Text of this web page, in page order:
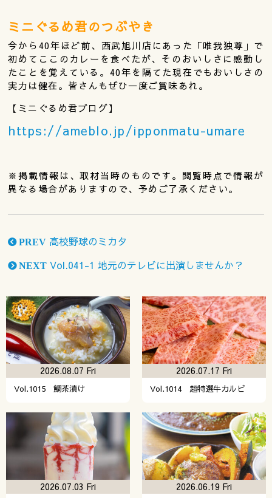
ミニぐるめ君のつぶやき
今から40年ほど前、西武旭川店にあった「唯我独尊」で
初めてここのカレーを食べたが、そのおいしさに感動し
たことを覚えている。40年を隔てた現在でもおいしさの
実力は健在。皆さんもぜひ一度ご賞味あれ。
【ミニぐるめ君ブログ】
https://ameblo.jp/ipponmatu-umare
※掲載情報は、取材当時のものです。閲覧時点で情報が
異なる場合がありますので、予めご了承ください。
PREV 高校野球のミカタ
NEXT Vol.041-1 地元のテレビに出演しませんか？
Vol.1015 鯛茶漬け
2026.08.07 Fri
Vol.1014 超特選牛カルビ
2026.07.17 Fri
2026.07.03 Fri 2026.06.19 Fri